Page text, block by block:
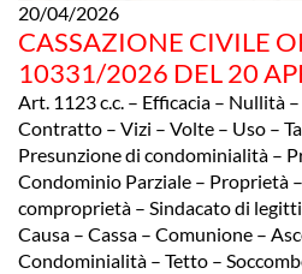
20/04/2026
CASSAZIONE CIVILE
10331/2026 DEL 20
Art. 1123 c.c. – Efficacia – Nullità
Contratto – Vizi – Volte – Uso –
Presunzione di condominialità –
Condominio Parziale – Proprietà
comproprietà – Sindacato di
Causa – Cassa – Comunione –
Condominialità – Tetto –